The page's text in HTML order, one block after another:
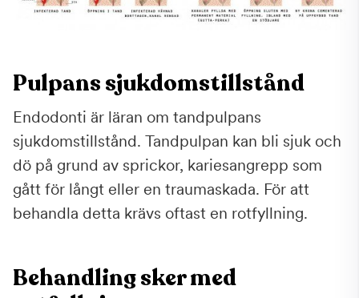
Pulpans sjukdomstillstånd
Endodonti är läran om tandpulpans
sjukdomstillstånd. Tandpulpan kan bli sjuk och
dö på grund av sprickor, kariesangrepp som
gått för långt eller en traumaskada. För att
behandla detta krävs oftast en rotfyllning.
Behandling sker med